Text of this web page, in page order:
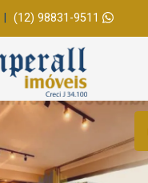
(12) 98831-9511